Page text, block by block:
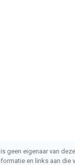
geen eigenaar van
en links aan die